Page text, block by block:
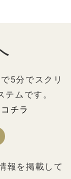
5分でスクリ
ムです。
コチラ
報を掲載して